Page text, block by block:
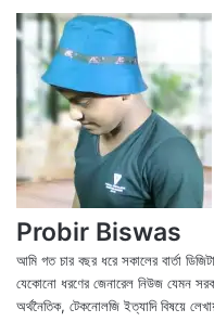
Probir Biswas
আমি গত চার বছর ধরে সকালের বার্তা
যেকোনো ধরণের জেনারেল নিউজ যেমন
অর্থনৈতিক, টেকনোলজি ইত্যাদি বিষয়ে